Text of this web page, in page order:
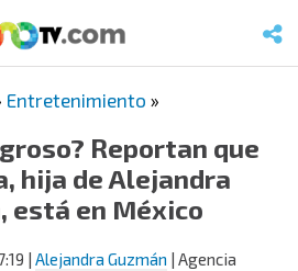
Entretenimiento »
Reportan que
hija de Alejandra
está en México
| Alejandra Guzmán | Agencia